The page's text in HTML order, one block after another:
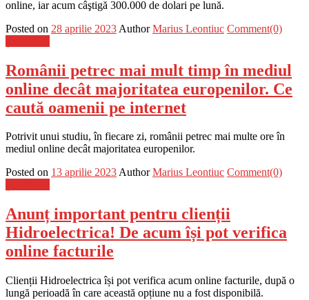
online, iar acum câştigă 300.000 de dolari pe lună.
Posted on 28 aprilie 2023 Author Marius Leontiuc Comment(0)
Românii petrec mai mult timp în mediul
online decât majoritatea europenilor. Ce
caută oamenii pe internet
Potrivit unui studiu, în fiecare zi, românii petrec mai multe ore în
mediul online decât majoritatea europenilor.
Posted on 13 aprilie 2023Author Marius Leontiuc Comment(0)
Anunț important pentru clienții
Hidroelectrica! De acum își pot verifica
online facturile
Clienții Hidroelectrica își pot verifica acum online facturile, după o
lungă perioadă în care această opțiune nu a fost disponibilă.